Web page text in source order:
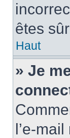
êtes
Haut
» Je
l’e-